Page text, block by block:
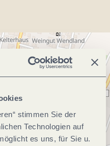
stimmen Sie der
Technologien auf
es uns, für Sie u.